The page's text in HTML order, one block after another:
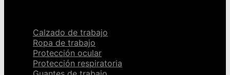
Calzado de trabajo
Ropa de trabajo
Protección ocular
Protección respiratoria